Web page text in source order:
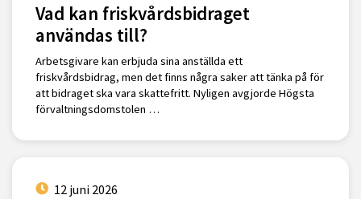
Vad kan friskvårdsbidraget
användas till?
Arbetsgivare kan erbjuda sina anställda ett
friskvårdsbidrag, men det finns några saker att tänka på för
att bidraget ska vara skattefritt. Nyligen avgjorde Högsta
förvaltningsdomstolen …
12 juni 2026